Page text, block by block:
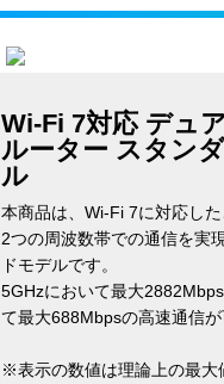
Wi-Fi 7対応 デュ
ルーター スタン
ル
本商品は、Wi-Fi 7に対応し
2つの周波数帯での通信を実
ドモデルです。
5GHzにおいて最大
て最大688Mbpsの高速通信が
※表示の数値は理論上の最大